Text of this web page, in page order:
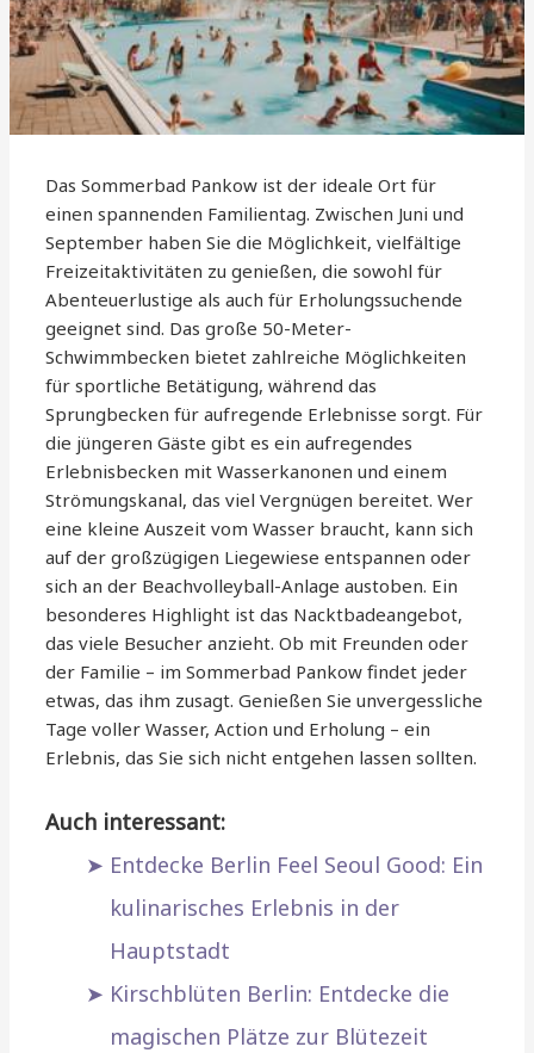
Das Sommerbad Pankow ist der ideale Ort für
einen spannenden Familientag. Zwischen Juni und
September haben Sie die Möglichkeit, vielfältige
Freizeitaktivitäten zu genießen, die sowohl für
Abenteuerlustige als auch für Erholungssuchende
geeignet sind. Das große 50-Meter-
Schwimmbecken bietet zahlreiche Möglichkeiten
für sportliche Betätigung, während das
Sprungbecken für aufregende Erlebnisse sorgt. Für
die jüngeren Gäste gibt es ein aufregendes
Erlebnisbecken mit Wasserkanonen und einem
Strömungskanal, das viel Vergnügen bereitet. Wer
eine kleine Auszeit vom Wasser braucht, kann sich
auf der großzügigen Liegewiese entspannen oder
sich an der Beachvolleyball-Anlage austoben. Ein
besonderes Highlight ist das Nacktbadeangebot,
das viele Besucher anzieht. Ob mit Freunden oder
der Familie – im Sommerbad Pankow findet jeder
etwas, das ihm zusagt. Genießen Sie unvergessliche
Tage voller Wasser, Action und Erholung – ein
Erlebnis, das Sie sich nicht entgehen lassen sollten.
Auch interessant:
Entdecke Berlin Feel Seoul Good: Ein
kulinarisches Erlebnis in der
Hauptstadt
Kirschblüten Berlin: Entdecke die
magischen Plätze zur Blütezeit